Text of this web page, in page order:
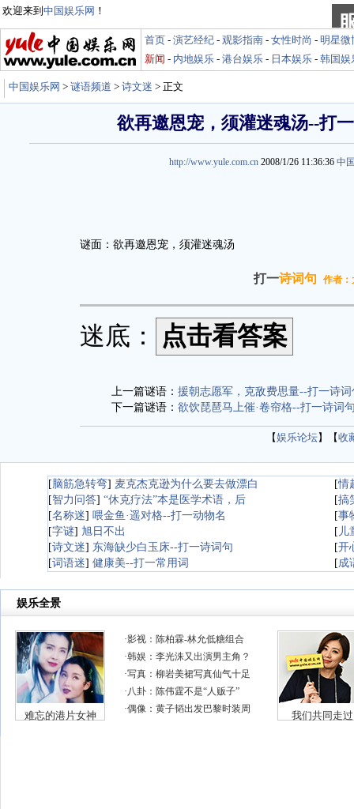
欢迎来到 中国娱乐网 ！
首页 - 演艺经纪 - 观影指南 - 女性时尚 - 明星微
新闻 - 内地娱乐 - 港台娱乐 - 日本娱乐 - 韩国娱
中国娱乐网 > 谜语频道 > 诗文迷 > 正文
欲再邀恩宠，须灌迷魂汤--打
http://www.yule.com.cn 2008/1/26 11:36:36 中
谜面：欲再邀恩宠，须灌迷魂汤
打一诗词句 作者：
迷底：
上一篇谜语： 援朝志愿军，克敌费思量--打一诗词
下一篇谜语： 欲饮琵琶马上催·卷帘格--打一诗词
【娱乐论坛】【收
[脑筋急转弯] 麦克杰克逊为什么要去做漂白 [情
[智力问答] “休克疗法”本是医学术语，后 [搞
[名称迷] 喂金鱼·遥对格--打一动物名 [事
[字谜] 旭日不出 [ 儿
[诗文迷] 东海缺少白玉床--打一诗词句 [开
[词语迷] 健康美--打一常用词 [成